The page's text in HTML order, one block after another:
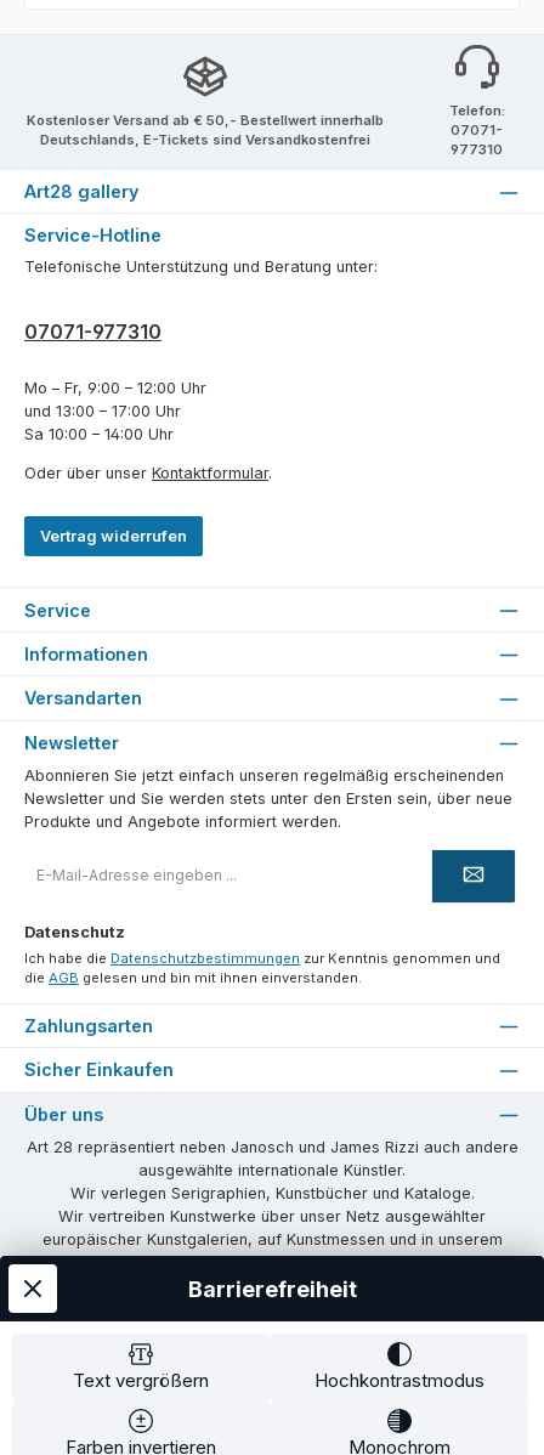
Kostenloser Versand ab € 50,- Bestellwert innerhalb
Deutschlands, E-Tickets sind Versandkostenfrei
Telefon:
07071-
977310
Art28 gallery
Service-Hotline
Telefonische Unterstützung und Beratung unter:
07071-977310
Mo – Fr, 9:00 – 12:00 Uhr
und 13:00 – 17:00 Uhr
Sa 10:00 – 14:00 Uhr
Oder über unser Kontaktformular.
Vertrag widerrufen
Service
Informationen
Versandarten
Newsletter
Abonnieren Sie jetzt einfach unseren regelmäßig erscheinenden
Newsletter und Sie werden stets unter den Ersten sein, über neue
Produkte und Angebote informiert werden.
Mail-
Datenschutz
Ich habe die Datenschutzbestimmungen zur Kenntnis genommen und
die AGB gelesen und bin mit ihnen einverstanden.
Zahlungsarten
Sicher Einkaufen
Über uns
Art 28 repräsentiert neben Janosch und James Rizzi auch andere
ausgewählte internationale Künstler.
Wir verlegen Serigraphien, Kunstbücher und Kataloge.
Wir vertreiben Kunstwerke über unser Netz ausgewählter
europäischer Kunstgalerien, auf Kunstmessen und in unserem
Wir vermitteln Lizenzen und organisieren Ausstellungen und
Unsere Communities
Text vergrößern Hochkontrastmodus
Farben invertieren Monochrom
Barrierefreiheit